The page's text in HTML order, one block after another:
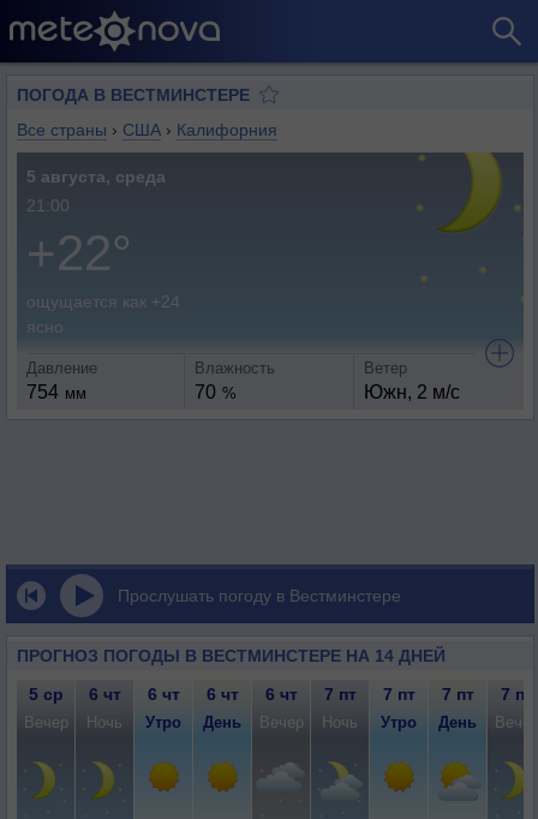
ПОГОДА В ВЕСТМИНСТЕРЕ
Все страны › США › Калифорния
5 августа, среда
21:00
+22°
ощущается как +24
ясно
Давление
754 мм
Влажность
70 %
Ветер
Южн, 2 м/с
Прослушать погоду в Вестминстере
ПРОГНОЗ ПОГОДЫ В ВЕСТМИНСТЕРЕ НА 14 ДНЕЙ
5 ср 6 чт 6 чт 6 чт 6 чт 7 пт 7 пт 7 пт 7 пт
Вечер Ночь Утро День Вечер Ночь Утро День Вечер